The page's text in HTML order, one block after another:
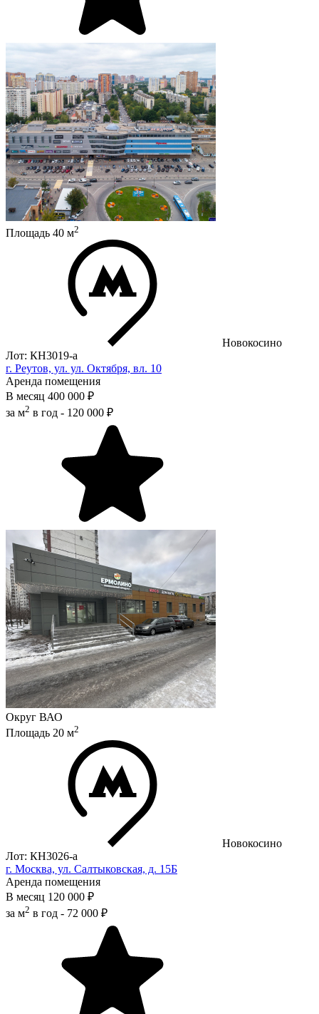
Площадь 40 м2
Новокосино
Лот: КН3019-a
г. Реутов, ул. ул. Октября, вл. 10
Аренда помещения
В месяц 400 000 ₽
за м2 в год - 120 000 ₽
Округ ВАО
Площадь 20 м2
Новокосино
Лот: КН3026-a
г. Москва, ул. Салтыковская, д. 15Б
Аренда помещения
В месяц 120 000 ₽
за м2 в год - 72 000 ₽